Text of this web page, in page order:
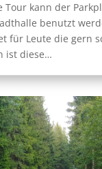
Tour kann der
benutzt
für Leute die gern
ist diese…